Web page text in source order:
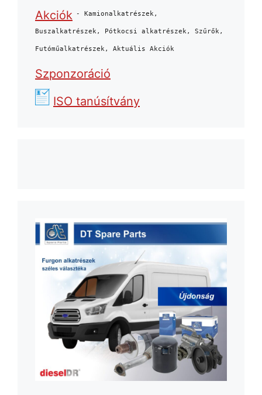
Akciók
- Kamionalkatrészek,
Buszalkatrészek, Pótkocsi alkatrészek, Szűrők,
Futóműalkatrészek, Aktuális Akciók
Szponzoráció
ISO tanúsítvány